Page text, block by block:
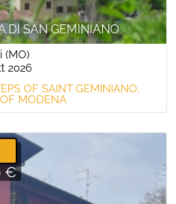
DI SAN GEMINIANO
(MO)
2026
OF SAINT GEMINIANO,
MODENA
€